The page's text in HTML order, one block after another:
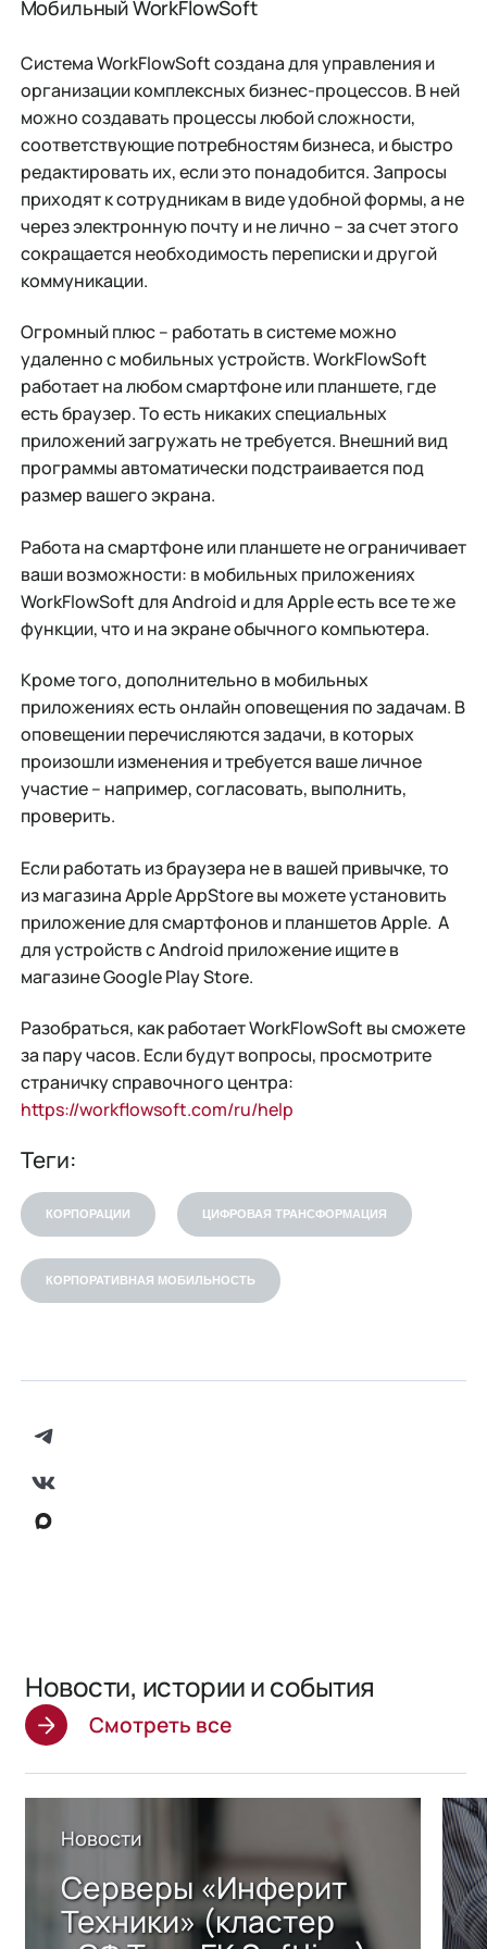
Мобильный WorkFlowSoft
Система WorkFlowSoft создана для управления и
организации комплексных бизнес-процессов. В ней
можно создавать процессы любой сложности,
соответствующие потребностям бизнеса, и быстро
редактировать их, если это понадобится. Запросы
приходят к сотрудникам в виде удобной формы, а не
через электронную почту и не лично – за счет этого
сокращается необходимость переписки и другой
коммуникации.
Огромный плюс – работать в системе можно
удаленно с мобильных устройств. WorkFlowSoft
работает на любом смартфоне или планшете, где
есть браузер. То есть никаких специальных
приложений загружать не требуется. Внешний вид
программы автоматически подстраивается под
размер вашего экрана.
Работа на смартфоне или планшете не ограничивает
ваши возможности: в мобильных приложениях
WorkFlowSoft для Android и для Apple есть все те же
функции, что и на экране обычного компьютера.
Кроме того, дополнительно в мобильных
приложениях есть онлайн оповещения по задачам. В
оповещении перечисляются задачи, в которых
произошли изменения и требуется ваше личное
участие – например, согласовать, выполнить,
проверить.
Если работать из браузера не в вашей привычке, то
из магазина Apple AppStore вы можете установить
приложение для смартфонов и планшетов Apple. А
для устройств с Android приложение ищите в
магазине Google Play Store.
Разобраться, как работает WorkFlowSoft вы сможете
за пару часов. Если будут вопросы, просмотрите
страничку справочного центра:
https://workflowsoft.com/ru/help
Теги:
КОРПОРАЦИИ ЦИФРОВАЯ ТРАНСФОРМАЦИЯ
КОРПОРАТИВНАЯ МОБИЛЬНОСТЬ
Новости, истории и события
Смотреть все
Новости
Серверы «Инферит
Техники» (кластер